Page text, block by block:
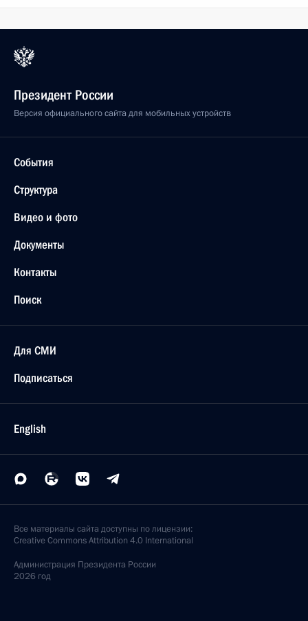
Президент России
Версия официального сайта для мобильных устройств
События
Структура
Видео и фото
Документы
Контакты
Поиск
Для СМИ
Подписаться
English
Все материалы сайта доступны по лицензии:
Creative Commons Attribution 4.0 International
Администрация Президента России
2026 год